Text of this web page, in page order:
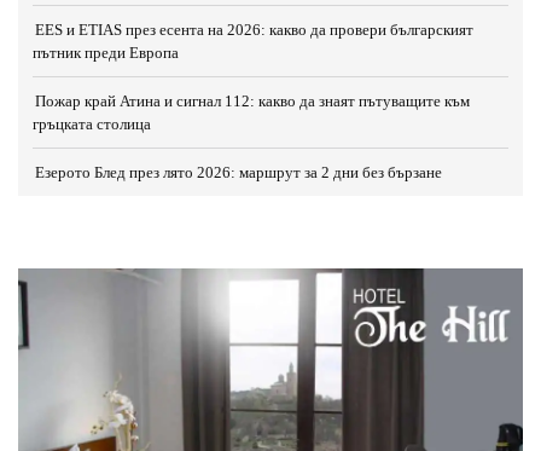
EES и ETIAS през есента на 2026: какво да провери българският
пътник преди Европа
Пожар край Атина и сигнал 112: какво да знаят пътуващите към
гръцката столица
Езерото Блед през лято 2026: маршрут за 2 дни без бързане